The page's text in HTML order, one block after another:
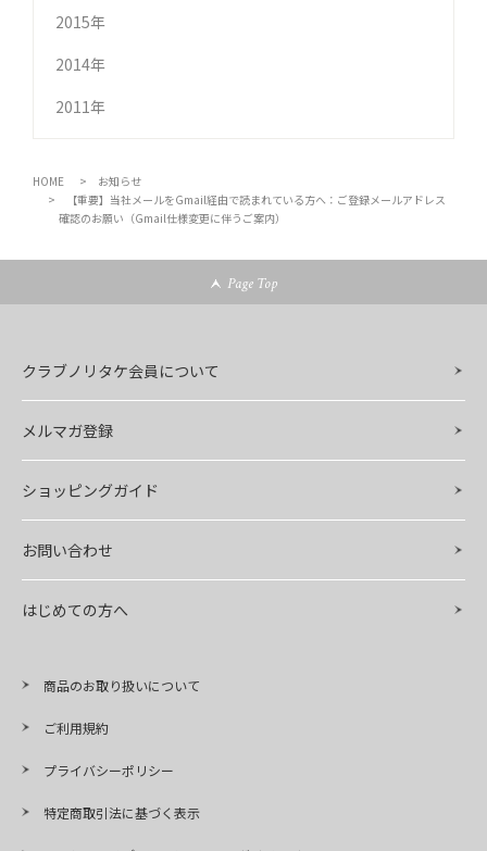
2015年
2014年
2011年
HOME
お知らせ
【重要】当社メールをGmail経由で読まれている方へ：ご登録メールアドレス
確認のお願い（Gmail仕様変更に伴うご案内）
Page Top
クラブノリタケ会員について
メルマガ登録
ショッピングガイド
お問い合わせ
はじめての方へ
商品のお取り扱いについて
ご利用規約
プライバシーポリシー
特定商取引法に基づく表示